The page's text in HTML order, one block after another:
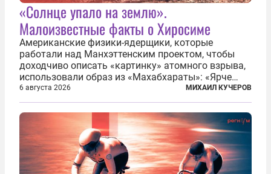
«Солнце упало на землю».
Малоизвестные факты о Хиросиме
Американские физики-ядерщики, которые
работали над Манхэттенским проектом, чтобы
доходчиво описать «картинку» атомного взрыва,
использовали образ из «Махабхараты»: «Ярче
тысячи солнц пылало это пламя». Не все жители
японских городов Хиросимы и Нагасаки, на
которых США в августе 1945 года поставили...
6 августа 2026 МИХАИЛ КУЧЕРОВ